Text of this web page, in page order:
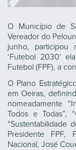
O Município de
Vereador do
junho, participou
‘Futebol 2030’
Futebol (FPF), a
O Plano
em Oeiras,
nomeadamente
Todos e Todas”,
“Sustentabilidade
Presidente FPF,
Nacional, José